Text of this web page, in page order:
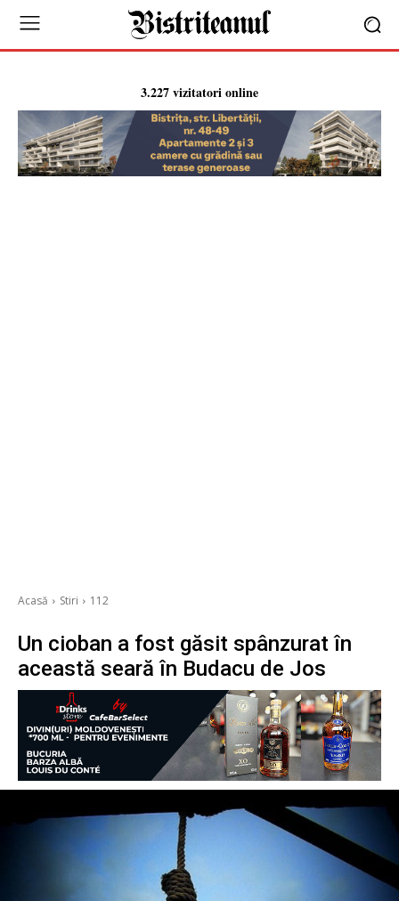
3.227 vizitatori online
Acasă Stiri 112
Un cioban a fost găsit spânzurat în
această seară în Budacu de Jos